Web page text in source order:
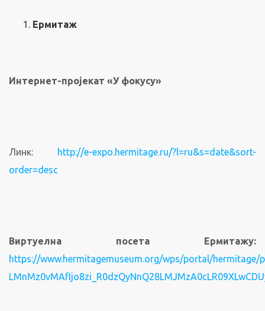
Ермитаж
Интернет-пројекат «У фокусу»
Линк:
http://e-expo.hermitage.ru/?l=ru&s=date&sort-
order=desc
Виртуелна посета Ермитажу:
https://www.hermitagemuseum.org/wps/portal/hermitage/